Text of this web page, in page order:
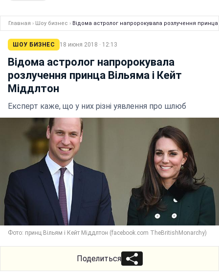
Главная › Шоу бизнес › Відома астролог напророкувала розлучення принца
ШОУ БИЗНЕС 18 июня 2018 · 12:13
Відома астролог напророкувала
розлучення принца Вільяма і Кейт
Міддлтон
Експерт каже, що у них різні уявлення про шлюб
Фото: принц Вільям і Кейт Міддлтон (facebook.com TheBritishMonarchy)
Поделиться